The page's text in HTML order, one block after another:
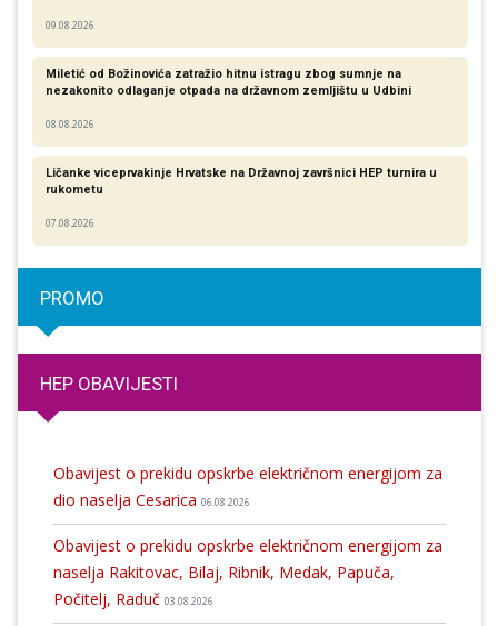
09.08.2026
Miletić od Božinovića zatražio hitnu istragu zbog sumnje na
nezakonito odlaganje otpada na državnom zemljištu u Udbini
08.08.2026
Ličanke viceprvakinje Hrvatske na Državnoj završnici HEP turnira u
rukometu
07.08.2026
PROMO
HEP OBAVIJESTI
Obavijest o prekidu opskrbe električnom energijom za
dio naselja Cesarica 06.08.2026
Obavijest o prekidu opskrbe električnom energijom za
naselja Rakitovac, Bilaj, Ribnik, Medak, Papuča,
Počitelj, Raduč 03.08.2026